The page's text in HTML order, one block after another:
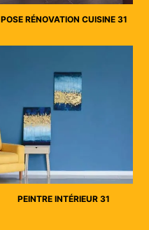
POSE RÉNOVATION CUISINE 31
PEINTRE INTÉRIEUR 31